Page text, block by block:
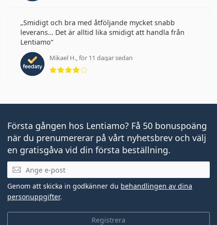
Smidigt och bra med åtföljande mycket snabb
leverans… Det är alltid lika smidigt att handla från
Lentiamo
Mikael H., för 11 dagar sedan
Betyg 4 av 5
Första gången hos Lentiamo? Få 50 bonuspoäng
när du prenumererar på vårt nyhetsbrev och välj
en gratisgåva vid din första beställning.
Mejladress
Registrera
Genom att skicka in godkänner du behandlingen av dina
personuppgifter.